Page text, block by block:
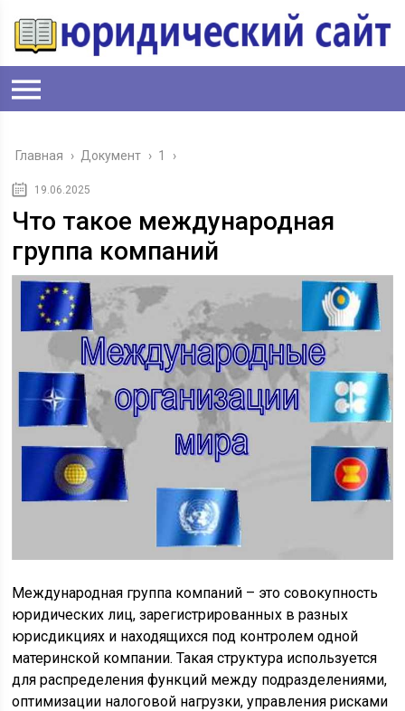
Главная › Документ › 1 ›
19.06.2025
Что такое международная
группа компаний
Международная группа компаний – это совокупность
юридических лиц, зарегистрированных в разных
юрисдикциях и находящихся под контролем одной
материнской компании. Такая структура используется
для распределения функций между подразделениями,
оптимизации налоговой нагрузки, управления рисками